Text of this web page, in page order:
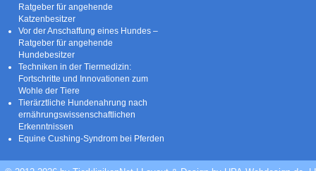
Ratgeber für angehende
Katzenbesitzer
Vor der Anschaffung eines Hundes –
Ratgeber für angehende
Hundebesitzer
Techniken in der Tiermedizin:
Fortschritte und Innovationen zum
Wohle der Tiere
Tierärztliche Hundenahrung nach
ernährungswissenschaftlichen
Erkenntnissen
Equine Cushing-Syndrom bei Pferden